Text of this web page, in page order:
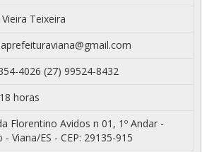
Teixeira
4026 (27) 99524-8432
horas
Florentino Avidos n 01, 1º Andar -
- Viana/ES - CEP: 29135-915